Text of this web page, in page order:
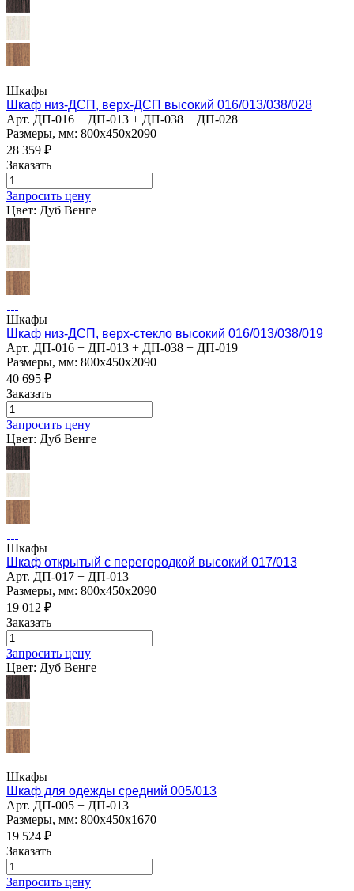
Шкафы
Шкаф низ-ДСП, верх-ДСП высокий 016/013/038/028
Арт. ДП-016 + ДП-013 + ДП-038 + ДП-028
Размеры, мм: 800х450х2090
28 359 ₽
Заказать
Запросить цену
Цвет: Дуб Венге
Шкафы
Шкаф низ-ДСП, верх-стекло высокий 016/013/038/019
Арт. ДП-016 + ДП-013 + ДП-038 + ДП-019
Размеры, мм: 800х450х2090
40 695 ₽
Заказать
Запросить цену
Цвет: Дуб Венге
Шкафы
Шкаф открытый с перегородкой высокий 017/013
Арт. ДП-017 + ДП-013
Размеры, мм: 800х450х2090
19 012 ₽
Заказать
Запросить цену
Цвет: Дуб Венге
Шкафы
Шкаф для одежды средний 005/013
Арт. ДП-005 + ДП-013
Размеры, мм: 800х450х1670
19 524 ₽
Заказать
Запросить цену